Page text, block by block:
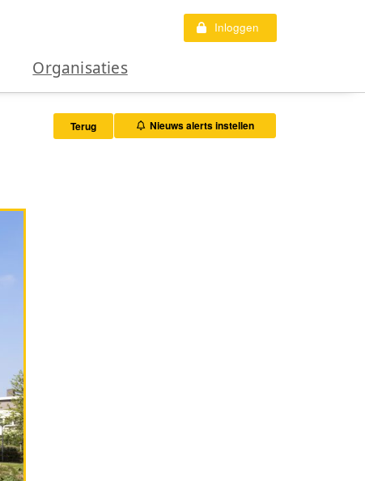
Inloggen
Organisaties
Terug Nieuws alerts instellen